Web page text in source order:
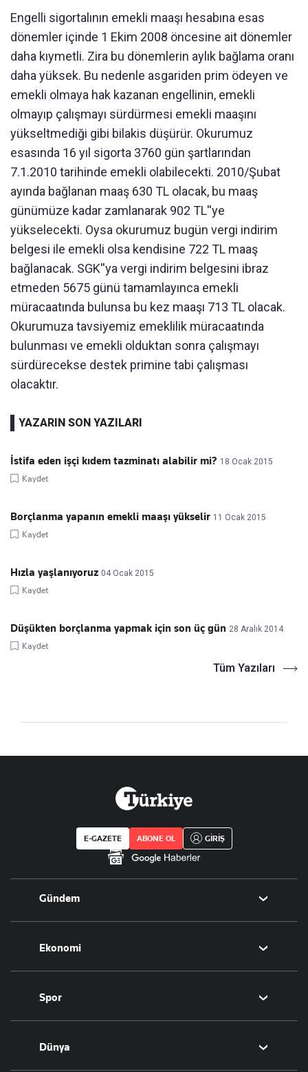
Engelli sigortalının emekli maaşı hesabına esas
dönemler içinde 1 Ekim 2008 öncesine ait dönemler
daha kıymetli. Zira bu dönemlerin aylık bağlama oranı
daha yüksek. Bu nedenle asgariden prim ödeyen ve
emekli olmaya hak kazanan engellinin, emekli
olmayıp çalışmayı sürdürmesi emekli maaşını
yükseltmediği gibi bilakis düşürür. Okurumuz
esasında 16 yıl sigorta 3760 gün şartlarından
7.1.2010 tarihinde emekli olabilecekti. 2010/Şubat
ayında bağlanan maaş 630 TL olacak, bu maaş
günümüze kadar zamlanarak 902 TL''ye
yükselecekti. Oysa okurumuz bugün vergi indirim
belgesi ile emekli olsa kendisine 722 TL maaş
bağlanacak. SGK''ya vergi indirim belgesini ibraz
etmeden 5675 günü tamamlayınca emekli
müracaatında bulunsa bu kez maaşı 713 TL olacak.
Okurumuza tavsiyemiz emeklilik müracaatında
bulunması ve emekli olduktan sonra çalışmayı
sürdürecekse destek primine tabi çalışması
olacaktır.
YAZARIN SON YAZILARI
İstifa eden işçi kıdem tazminatı alabilir mi? 18 Ocak 2015
Kaydet
Borçlanma yapanın emekli maaşı yükselir 11 Ocak 2015
Kaydet
Hızla yaşlanıyoruz 04 Ocak 2015
Kaydet
Düşükten borçlanma yapmak için son üç gün 28 Aralık 2014
Kaydet
Tüm Yazıları
E-GAZETE ABONE OL GİRİŞ
Gündem
Politika
Eğitim
Ekonomi
Borsa
Altın
Döviz
Hisse Senedi
Spor
Futbol
Puan Durumu
Dünya